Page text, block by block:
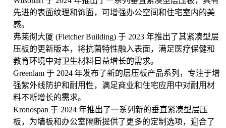
先进的表面纹理和饰面，可增强办公空间和住宅室内的美
感。
弗莱彻大厦 (Fletcher Building) 于 2023 年推出了其紧凑型层
压板的更新版本，将抗菌特性融入表面，满足医疗保健和
教育环境中对卫生材料日益增长的需求。
Greenlam 于 2024 年发布了新的层压板产品系列，专注于增
强紫外线防护和耐用性，满足商业和住宅应用中对耐用材
料不断增长的需求。
Kronospan 于 2024 年推出了一系列新的垂直紧凑型层压
板，为墙板和办公室隔断提供了更多的定制选项，迎合了